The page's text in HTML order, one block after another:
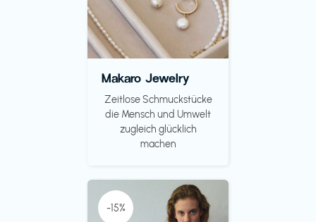
Makaro Jewelry
Zeitlose Schmuckstücke
die Mensch und Umwelt
zugleich glücklich
machen
-15%